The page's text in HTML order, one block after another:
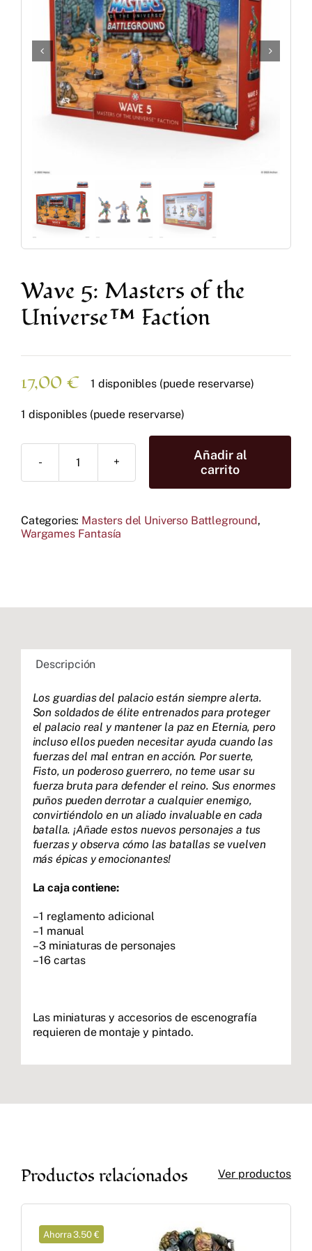
Accesorios y Hobby
Juegos de Mesa
Cartas Coleccionables
Wave 5: Masters of the
Universe™ Faction
17,00 € 1 disponibles (puede reservarse)
1 disponibles (puede reservarse)
Wave
5:
the
Universe™
Añadir al
carrito
Categories: Masters del Universo Battleground,
Wargames Fantasía
Descripción
Los guardias del palacio están siempre alerta.
Son soldados de élite entrenados para proteger
el palacio real y mantener la paz en Eternia, pero
incluso ellos pueden necesitar ayuda cuando las
fuerzas del mal entran en acción. Por suerte,
Fisto, un poderoso guerrero, no teme usar su
fuerza bruta para defender el reino. Sus enormes
puños pueden derrotar a cualquier enemigo,
convirtiéndolo en un aliado invaluable en cada
batalla. ¡Añade estos nuevos personajes a tus
fuerzas y observa cómo las batallas se vuelven
más épicas y emocionantes!
La caja contiene:
– 1 reglamento adicional
– 1 manual
– 3 miniaturas de personajes
– 16 cartas
Las miniaturas y accesorios de escenografía
requieren de montaje y pintado.
Productos relacionados Ver productos
Ahorra 3.50 €